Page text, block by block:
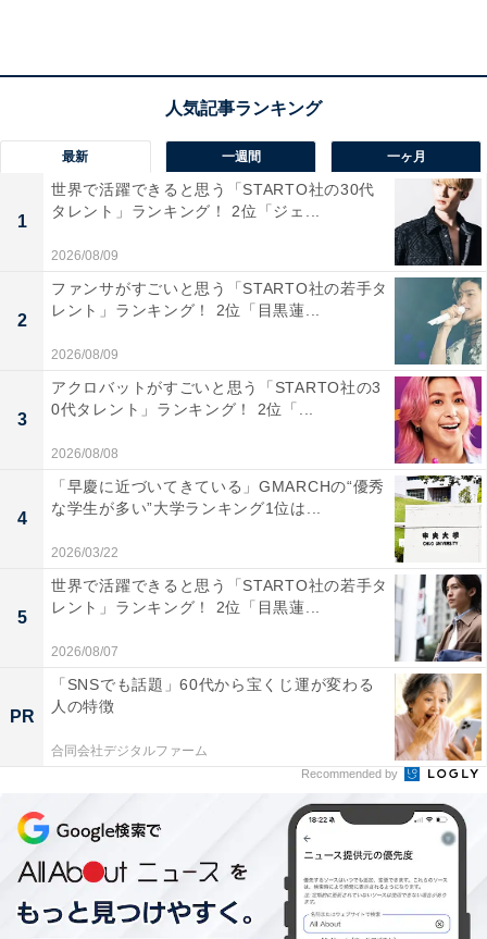
「霧島」は霧島連山の麓に位置し、自然豊かな環境にあ
る道の駅です。霧島山の登山や観光の拠点として多くの
人に利用されています。地元の新鮮な農産物や、黒豚な
どの鹿児島特有の畜産品、温泉に関連するお土産が豊
富。周辺には霧島温泉郷があり、旅の途中で温泉を楽し
むこともできます。雄大な自然と歴史、食の魅力が詰ま
った場所です。
回答者からは「霧島、行ってみたいです。美味しい豚肉
やさつまいもなど食べてみたいです」（50代女性／新潟
県）、「霧島特産品が売っていて良かったのでまた行き
たいです」（40代女性／北海道）、「霧島連山の絶景と
温泉が楽しめるから」（30代男性／大阪府）といった声
※回答者からのコメントは原文ママです
この記事の執筆者： 坂上 恵
All About ニュースの編集者。オールアバウトに入社後、SNSトレン
ドにフォーカスした記事執筆やSEOライティングの経験を経て、の
チャー・エンタメなどを中心に企画編集を担当。東京都出身。居酒
屋巡りとスポーツ観戦が生きがい。
次ページ 11位までのランキング結果を見る
最新 一週間 一ヶ月
1
世界で活躍できると思う「STARTO社の30代
タレント」ランキング！ 2位「ジェ...
2026/08/09
2
ファンサがすごいと思う「STARTO社の若手タ
レント」ランキング！ 2位「目黒蓮...
2026/08/09
3
アクロバットがすごいと思う「STARTO社の3
0代タレント」ランキング！ 2位「...
2026/08/08
4
「早慶に近づいてきている」GMARCHの“優秀
な学生が多い”大学ランキング1位は...
2026/03/22
5
世界で活躍できると思う「STARTO社の若手タ
レント」ランキング！ 2位「目黒蓮...
2026/08/07
PR
「SNSでも話題」60代から宝くじ運が変わる
人の特徴
合同会社デジタルファーム
Recommended by